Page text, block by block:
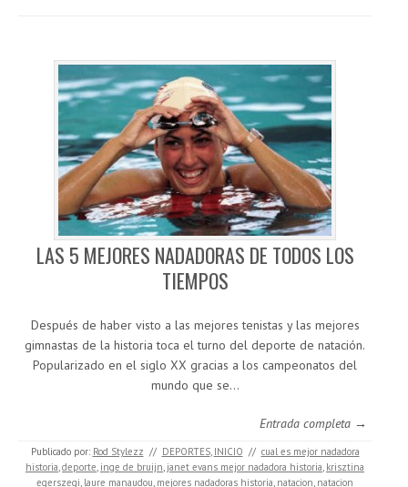
LAS 5 MEJORES NADADORAS DE TODOS LOS
TIEMPOS
Después de haber visto a las mejores tenistas y las mejores
gimnastas de la historia toca el turno del deporte de natación.
Popularizado en el siglo XX gracias a los campeonatos del
mundo que se…
Entrada completa →
Publicado por: Rod Stylezz // DEPORTES, INICIO // cual es mejor nadadora
historia,deporte, inge de bruijn, janet evans mejor nadadora historia, krisztina
egerszegi, laure manaudou, mejores nadadoras historia, natacion, natacion